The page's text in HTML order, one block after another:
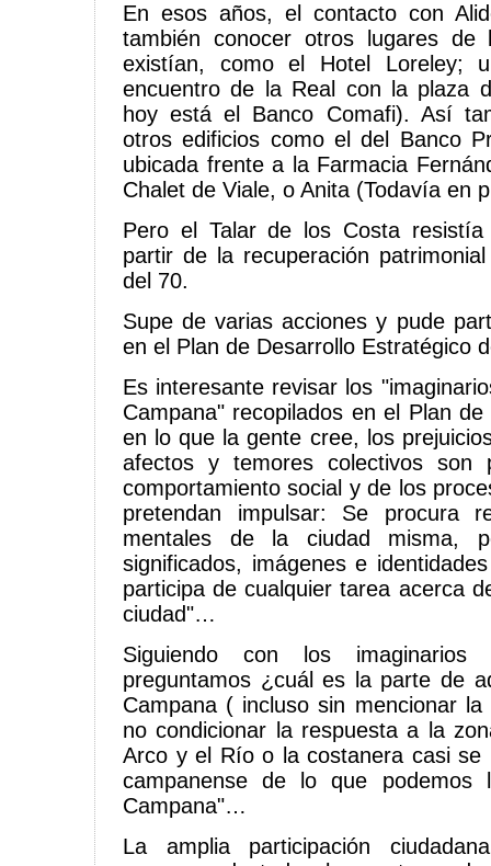
En esos años, el contacto con
también conocer otros lugares
existían, como el Hotel Loreley;
encuentro de la Real con la plaza
hoy está el Banco Comafi). Así
otros edificios como el del Banco
ubicada frente a la Farmacia
Chalet de Viale, o Anita (Todavía en
Pero el Talar de los Costa resistía
partir de la recuperación
del 70.
Supe de varias acciones y pude
en el Plan de Desarrollo Estratégico
Es interesante revisar los
Campana" recopilados en el Plan
en lo que la gente cree, los
afectos y temores colectivos son
comportamiento social y de los
pretendan impulsar: Se procura
mentales de la ciudad misma,
significados, imágenes e
participa de cualquier tarea acerca
ciudad"…
Siguiendo con los imaginarios
preguntamos ¿cuál es la parte de
Campana ( incluso sin mencionar
no condicionar la respuesta a la
Arco y el Río o la costanera casi se
campanense de lo que podemos
Campana"…
La amplia participación